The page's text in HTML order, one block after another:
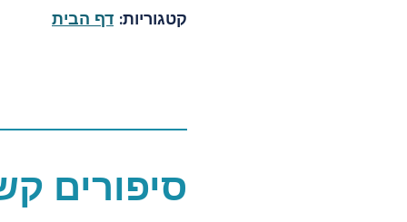
קטגוריות: דף הבית
סיפורים